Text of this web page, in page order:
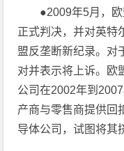
●2009年5月，
正式判决，并对英特
盟反垄断新纪录。对
对并表示将上诉。欧
公司在2002年到
产商与零售商提供回
导体公司，试图将其